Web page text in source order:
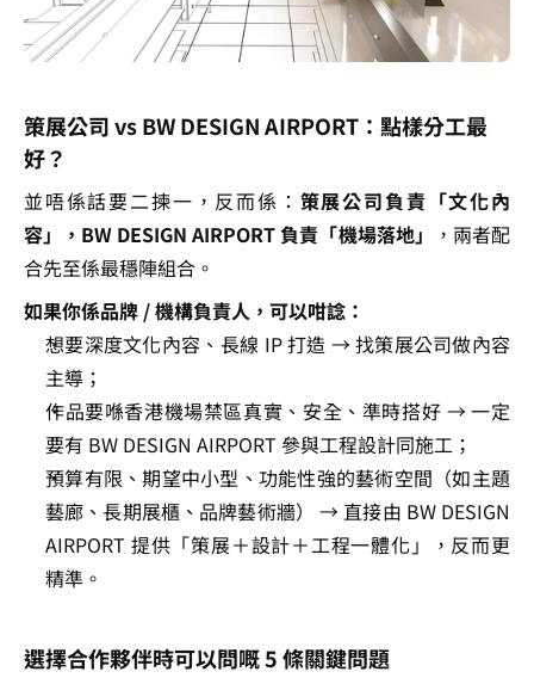
策展公司 vs BW DESIGN AIRPORT：點樣分工最
好？
並唔係話要二揀一，反而係： 策展公司負責「文化內
容」，BW DESIGN AIRPORT 負責「機場落地」
，兩者配
合先至係最穩陣組合。
如果你係品牌 / 機構負責人，可以咁諗：
想要深度文化內容、長線 IP 打造 → 找策展公司做內容
主導；
作品要喺香港機場禁區真實、安全、準時搭好 → 一定
要有 BW DESIGN AIRPORT 參與工程設計同施工；
預算有限、期望中小型、功能性強的藝術空間（如主題
藝廊、長期展櫃、品牌藝術牆） → 直接由 BW DESIGN
AIRPORT 提供「策展＋設計＋工程一體化」，反而更
精準。
選擇合作夥伴時可以問嘅 5 條關鍵問題